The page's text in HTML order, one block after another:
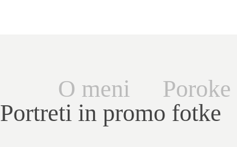
O meni Poroke
Portreti in promo fotke